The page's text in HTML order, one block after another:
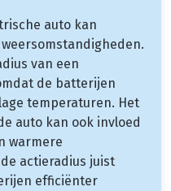
auto kan
van een
de batterijen
temperaturen. Het
auto kan ook invloed
warmere
actieradius juist
efficiënter